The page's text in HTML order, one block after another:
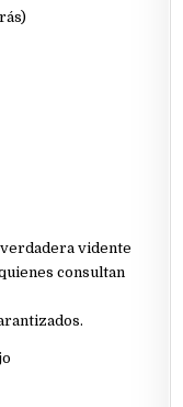
vidente
consultan